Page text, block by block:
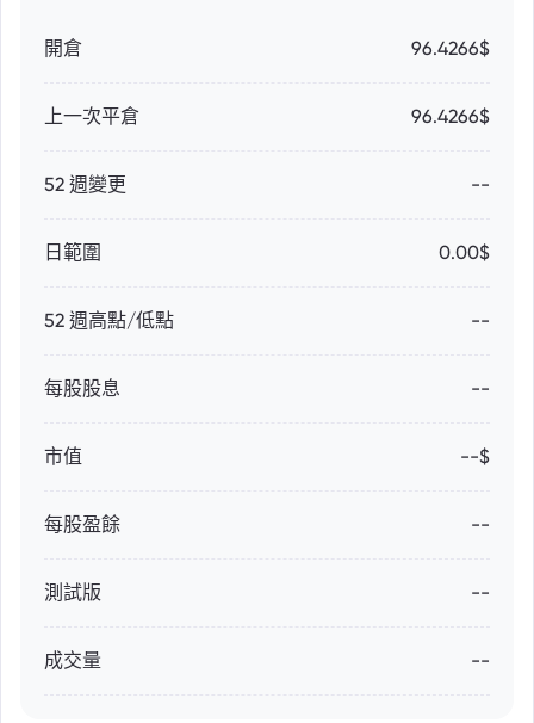
開倉 96.4266$
上一次平倉 96.4266$
52 週變更 --
日範圍 0.00$
52 週高點/低點 --
每股股息 --
市值 --$
每股盈餘 --
測試版 --
成交量 --